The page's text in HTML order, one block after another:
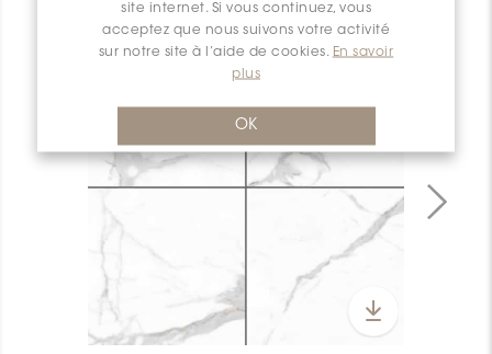
site internet. Si vous continuez, vous
acceptez que nous suivons votre activité
sur notre site à l’aide de cookies. En savoir
plus
OK